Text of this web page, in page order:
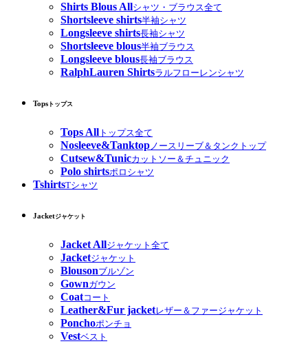
Shirts Blous Allシャツ・ブラウス全て
Shortsleeve shirts半袖シャツ
Longsleeve shirts長袖シャツ
Shortsleeve blous半袖ブラウス
Longsleeve blous長袖ブラウス
RalphLauren Shirtsラルフローレンシャツ
Tops トップス
Tops All トップス全て
Nosleeve&Tanktopノースリーブ＆タンクトップ
Cutsew&Tunicカットソー＆チュニック
Polo shirtsポロシャツ
TshirtsTシャツ
Jacketジャケット
Jacket Allジャケット全て
Jacketジャケット
Blousonブルゾン
Gownガウン
Coatコート
Leather&Fur jacketレザー＆ファージャケット
Ponchoポンチョ
Vestベスト